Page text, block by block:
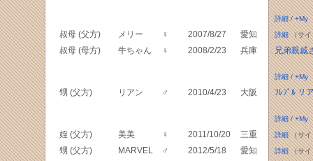
詳細/+My
叔母 (父方) メリー ♀ 2007/8/27 愛知 詳細（サイ
叔母 (母方) 牛ちゃん ♀ 2008/2/23 兵庫 兄弟親戚
詳細/+My
甥 (父方) リアン ♂ 2010/4/23 大阪 ﾌﾚﾌﾞﾙ リ
詳細/+My
姪 (父方) 美美 ♀ 2011/10/20 三重 詳細（サイ
甥 (父方) MARVEL ♂ 2012/5/18 愛知 詳細（サイ